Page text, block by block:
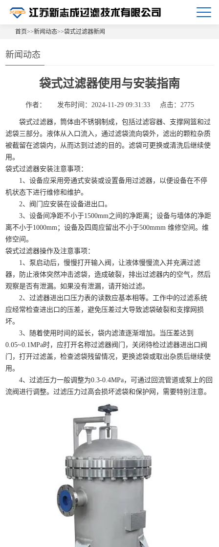
首页>>新闻动态>>袋式过滤器新闻
新闻动态
袋式过滤器使用与安装指南
作者： 发布时间：2024-11-29 09:31:33 点击：2775
袋式过滤器，筒体由不锈钢制成，包括过滤容器、支撑网篮和过
滤袋三部分。液体从入口流入，通过滤袋流向袋外，滤出的颗粒杂质
被截留在滤袋内，从而达到过滤的目的。滤袋可更换或清洗后继续使
用。
袋式过滤器安装注意事项：
1、设备应采用旁通式安装或设置备用过滤器，以便设备在不停
机状态下进行维修和维护。
2、阀门应安装在设备进出口。
3、设备间净距不小于1500mm之间的净距离；设备与墙体的净距
离不小于1000mm；设备及四周应留出不小于500mmm 维修空间。维
修空间。
袋式过滤器操作及注意事项：
1、泵启动后，慢慢打开输入阀，让液体慢慢流入并充满过滤
器，防止液体突然冲击滤袋，造成破裂，排出过滤器内的空气，然后
观察是否有泄漏。如果没有泄漏，请开始过滤。
2、过滤器进出口压力表的读数应基本相等。工作中的过滤系统
应经常检查进出口的压差，避免压差过大导致滤袋破裂和支撑网损
坏。
3、随着使用时间的延长，袋内滤渣逐渐增加。当压差达到
0.05~0.1MPa时，应打开名称过滤器阀门，关闭待检过滤器进出口阀
门，打开过滤盖，检查滤袋残留情况，更换滤袋或取出杂质后继续使
用。
4、过滤压力一般调整为0.3-0.4MPa，可通过回流管道或泵上的回
流阀进行调整。过滤压力过高会损坏滤袋和保护网，需要特别注意。